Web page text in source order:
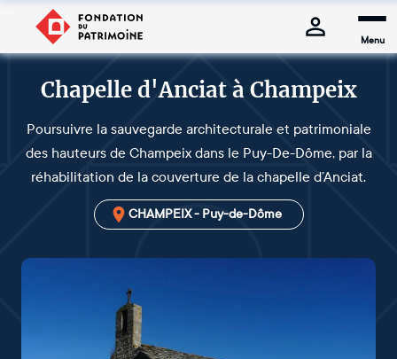
Menu
Chapelle d'Anciat à Champeix
Poursuivre la sauvegarde architecturale et patrimoniale
des hauteurs de Champeix dans le Puy-De-Dôme, par la
réhabilitation de la couverture de la chapelle d’Anciat.
CHAMPEIX - Puy-de-Dôme